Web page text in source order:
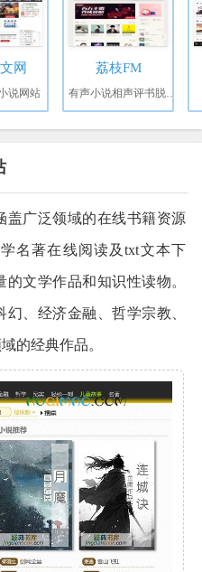
网
说网站
荔枝FM
盖广泛领域的在线书籍资源
名著在线阅读及txt文本下
文学作品和知识性读物。
、经济金融、哲学宗教、
的经典作品。